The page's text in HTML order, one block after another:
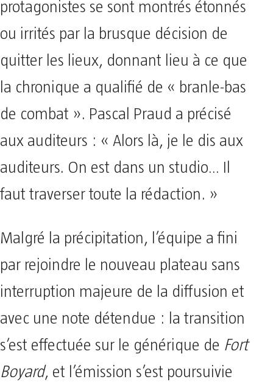
protagonistes se sont montrés étonnés
ou irrités par la brusque décision de
quitter les lieux, donnant lieu à ce que
la chronique a qualifié de « branle-bas
de combat ». Pascal Praud a précisé
aux auditeurs : « Alors là, je le dis aux
auditeurs. On est dans un studio… Il
faut traverser toute la rédaction. »
Malgré la précipitation, l’équipe a fini
par rejoindre le nouveau plateau sans
interruption majeure de la diffusion et
avec une note détendue : la transition
s’est effectuée sur le générique de Fort
Boyard, et l’émission s’est poursuivie